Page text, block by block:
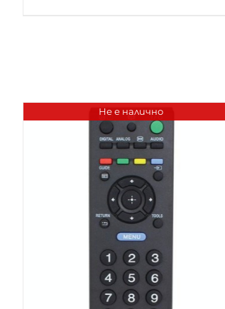
Не е налично